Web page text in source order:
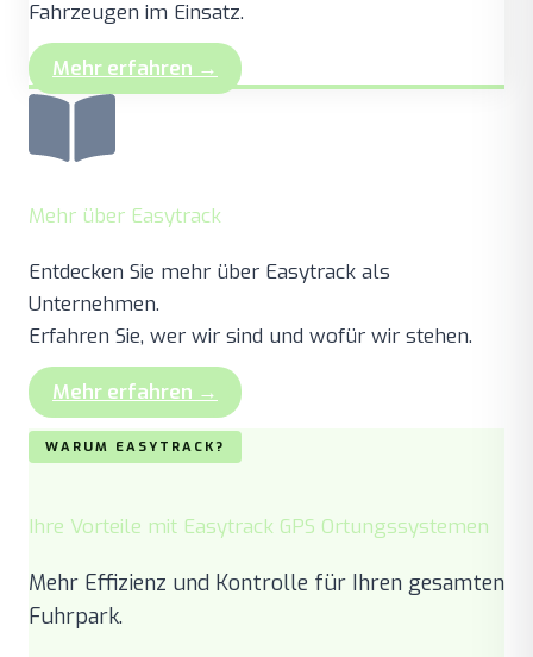
Fahrzeugen im Einsatz.
Mehr erfahren →
Mehr über Easytrack
Entdecken Sie mehr über Easytrack als
Unternehmen.
Erfahren Sie, wer wir sind und wofür wir stehen.
Mehr erfahren →
WARUM EASYTRACK?
Ihre Vorteile mit Easytrack GPS Ortungssystemen
Mehr Effizienz und Kontrolle für Ihren gesamten
Fuhrpark.